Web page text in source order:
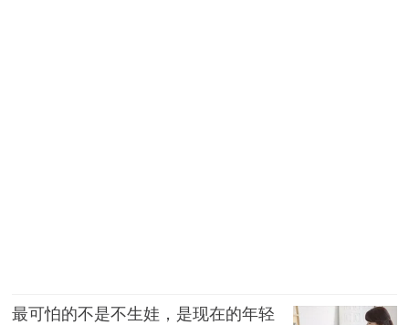
最可怕的不是不生娃，是现在的年轻